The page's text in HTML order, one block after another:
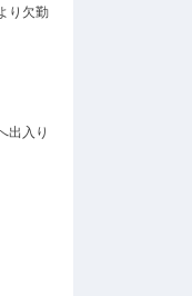
り欠勤
出入り